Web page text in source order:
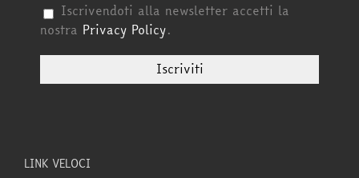
Iscrivendoti alla newsletter accetti la
nostra Privacy Policy.
LINK VELOCI